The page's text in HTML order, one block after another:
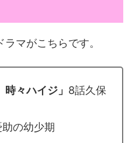
マがこちらです。
時々ハイジ」 8話久保
助の幼少期